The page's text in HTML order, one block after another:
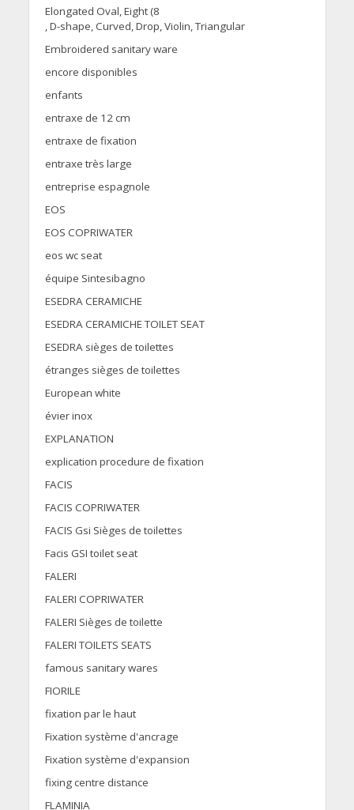
Elongated Oval, Eight (8
, D-shape, Curved, Drop, Violin, Triangular
Embroidered sanitary ware
encore disponibles
enfants
entraxe de 12 cm
entraxe de fixation
entraxe très large
entreprise espagnole
EOS
EOS COPRIWATER
eos wc seat
équipe Sintesibagno
ESEDRA CERAMICHE
ESEDRA CERAMICHE TOILET SEAT
ESEDRA sièges de toilettes
étranges sièges de toilettes
European white
évier inox
EXPLANATION
explication procedure de fixation
FACIS
FACIS COPRIWATER
FACIS Gsi Sièges de toilettes
Facis GSI toilet seat
FALERI
FALERI COPRIWATER
FALERI Sièges de toilette
FALERI TOILETS SEATS
famous sanitary wares
FIORILE
fixation par le haut
Fixation système d'ancrage
Fixation système d'expansion
fixing centre distance
FLAMINIA